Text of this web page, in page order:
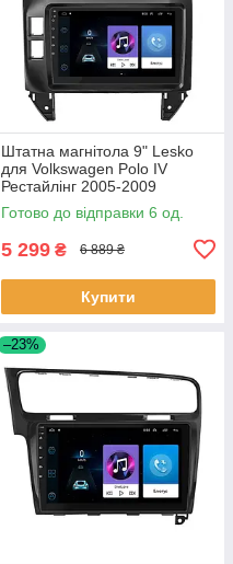
Штатна магнітола 9" Lesko
для Volkswagen Polo IV
Рестайлінг 2005-2009
1/16Gb/ Wi-Fi Optima
Вольксваген 6шт
Готово до відправки 6 од.
5 299 ₴ 6 889 ₴
Купити
–23%